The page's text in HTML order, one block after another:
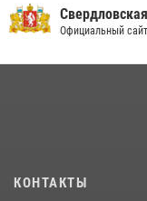
Свердловской области
07 июля 2026, 10:39 3
10 июля 2026, 12:35
Официальный
КОНТАКТЫ